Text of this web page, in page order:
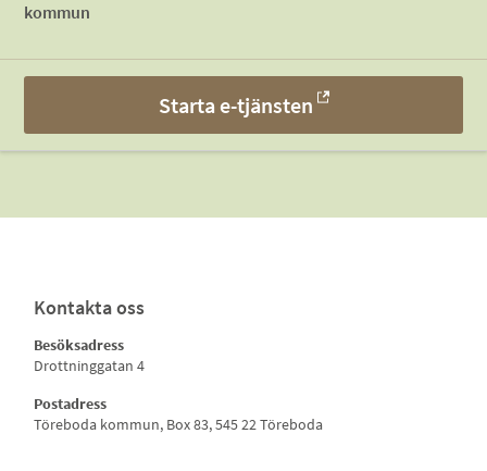
kommun
Starta e-tjänsten
Kontakta oss
Besöksadress
Drottninggatan 4
Postadress
Töreboda kommun, Box 83, 545 22 Töreboda